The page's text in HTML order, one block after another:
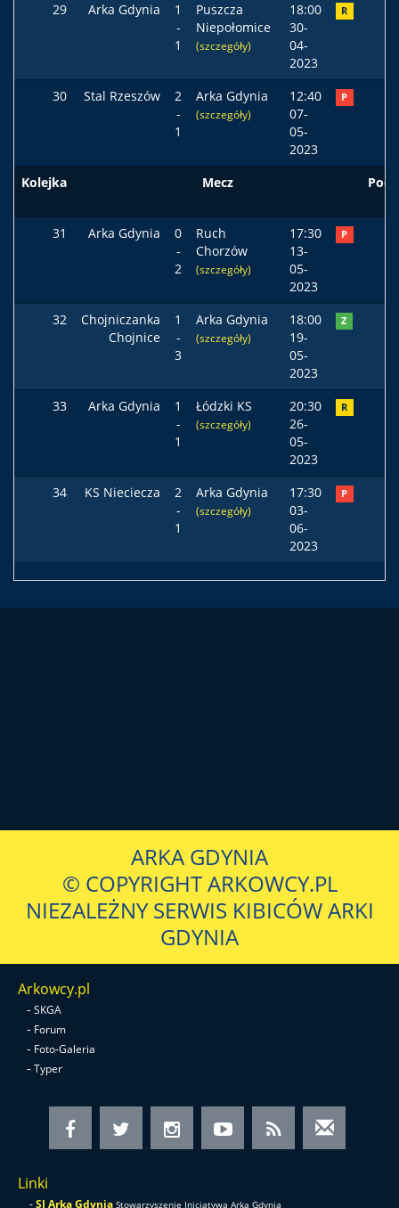
29 Arka Gdynia
1
-
1
Puszcza
Niepołomice
(szczegóły)
18:00
30-
04-
2023
R
30 Stal Rzeszów
2
-
1
Arka Gdynia
(szczegóły)
12:40
07-
05-
2023
P
Kolejka Mecz
31 Arka Gdynia
0
-
2
Ruch
Chorzów
(szczegóły)
17:30
13-
05-
2023
P
32
Chojniczanka
Chojnice
1
-
3
Arka Gdynia
(szczegóły)
18:00
19-
05-
2023
Z
33 Arka Gdynia
1
-
1
Łódzki KS
(szczegóły)
20:30
26-
05-
2023
R
34 KS Nieciecza
2
-
1
Arka Gdynia
(szczegóły)
17:30
03-
06-
2023
P
ARKA GDYNIA
© COPYRIGHT ARKOWCY.PL
NIEZALEŻNY SERWIS KIBICÓW ARKI
GDYNIA
Arkowcy.pl
- SKGA
- Forum
- Foto-Galeria
- Typer
Linki
-SI Arka Gdynia Stowarzyszenie Inicjatywa Arka Gdynia